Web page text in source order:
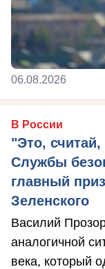
06.08.2026
В России
"Это,
Службы
главный
Зеленского
Василий
аналогичной
века, который